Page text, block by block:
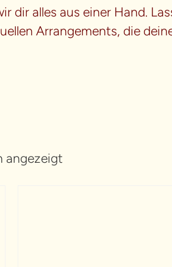
dir alles aus einer Hand.
Arrangements, die
angezeigt